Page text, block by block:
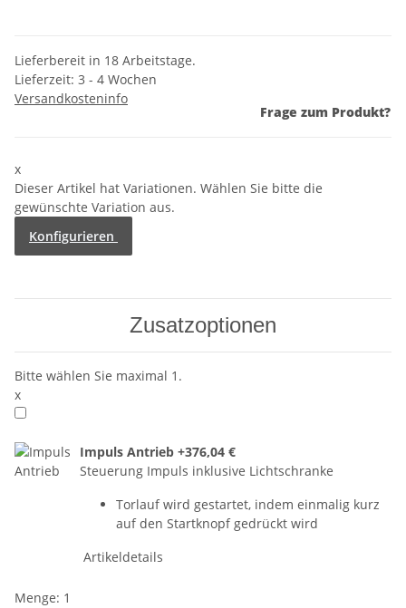
Lieferbereit in 18 Arbeitstage.
Lieferzeit: 3 - 4 Wochen
Versandkosteninfo
Frage zum Produkt?
x
Dieser Artikel hat Variationen. Wählen Sie bitte die
gewünschte Variation aus.
Konfigurieren
Zusatzoptionen
Bitte wählen Sie maximal 1.
x
Impuls Antrieb +376,04 €
Steuerung Impuls inklusive Lichtschranke
Torlauf wird gestartet, indem einmalig kurz
auf den Startknopf gedrückt wird
Artikeldetails
Menge: 1